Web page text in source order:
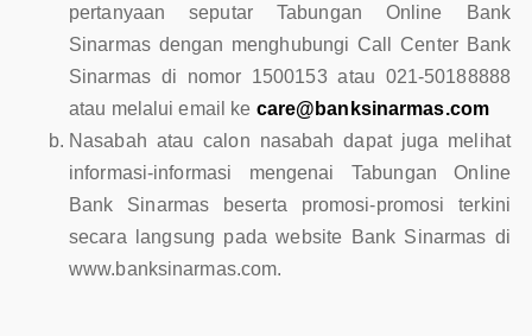
pertanyaan seputar Tabungan Online Bank
Sinarmas dengan menghubungi Call Center Bank
Sinarmas di nomor 1500153 atau 021-50188888
atau melalui email ke care@banksinarmas.com
Nasabah atau calon nasabah dapat juga melihat
informasi-informasi mengenai Tabungan Online
Bank Sinarmas beserta promosi-promosi terkini
secara langsung pada website Bank Sinarmas di
www.banksinarmas.com.